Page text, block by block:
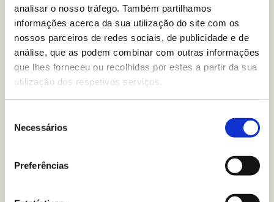
analisar o nosso tráfego. Também partilhamos
informações acerca da sua utilização do site com os
nossos parceiros de redes sociais, de publicidade e de
análise, que as podem combinar com outras informações
que lhes forneceu ou recolhidas por estes a partir da sua
utilização dos respetivos serviços.
Necessários
Preferências
Escreva-nos para
Mais recentesdo blogue